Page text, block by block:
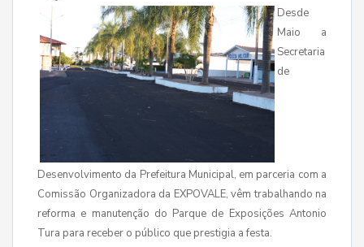
Desde
Maio a
Secretaria
de
Desenvolvimento da Prefeitura Municipal, em parceria com a
Comissão Organizadora da EXPOVALE, vêm trabalhando na
reforma e manutenção do Parque de Exposições Antonio
Tura para receber o público que prestigia a festa.